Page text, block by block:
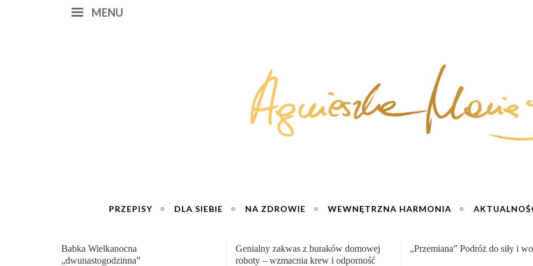
MENU
PRZEPISY DLA SIEBIE NA ZDROWIE WEWNĘTRZNA HARMONIA
Genialny zakwas z buraków domowej
roboty – wzmacnia krew i odporność
„Przemiana” Podróż do siły i wolności :)
Sernik truskawkowy na zimno –